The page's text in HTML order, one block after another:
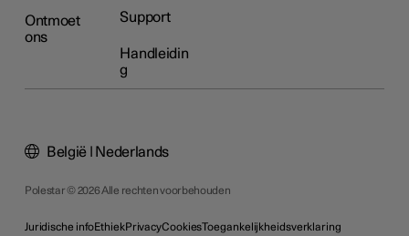
Ontmoet
ons
Support
Handleidin
g
Polestar © 2026 Alle rechten voorbehouden
Juridische infoEthiekPrivacyCookiesToegankelijkheidsverklaring
België | Nederlands